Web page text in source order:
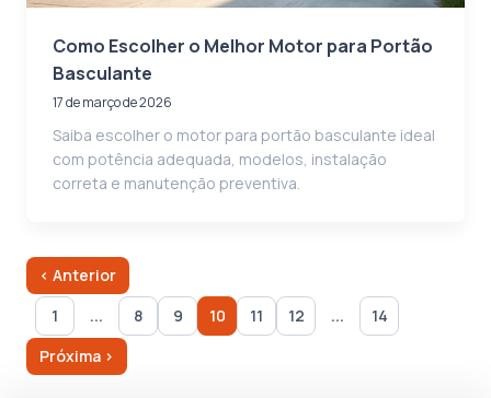
Como Escolher o Melhor Motor para Portão
Basculante
17 de março de 2026
Saiba escolher o motor para portão basculante ideal
com potência adequada, modelos, instalação
correta e manutenção preventiva.
‹ Anterior
1
... 8 9 10 11 12 ...
14
Próxima ›